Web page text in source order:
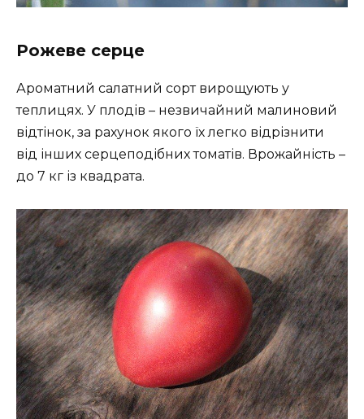
Рожеве серце
Ароматний салатний сорт вирощують у
теплицях. У плодів – незвичайний малиновий
відтінок, за рахунок якого їх легко відрізнити
від інших серцеподібних томатів. Врожайність –
до 7 кг із квадрата.